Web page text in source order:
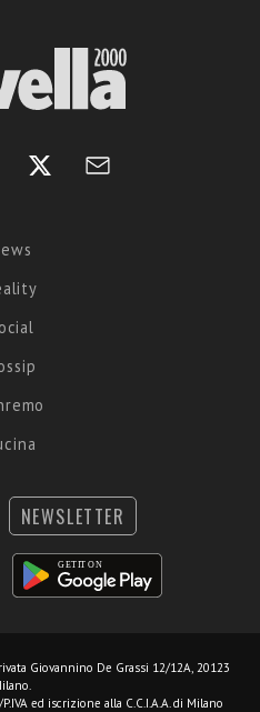
NEWSLETTER
Giovannino De Grassi 12/12A, 20123
ed iscrizione alla C.C.I.A.A. di Milano